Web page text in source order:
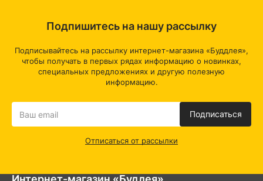
Подпишитесь на нашу рассылку
Подписывайтесь на рассылку интернет-магазина «Буддлея»,
чтобы получать в первых рядах информацию о новинках,
специальных предложениях и другую полезную
информацию.
Подписаться
Отписаться от рассылки